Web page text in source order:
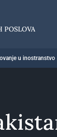
POSLOVA
u inostranstvo